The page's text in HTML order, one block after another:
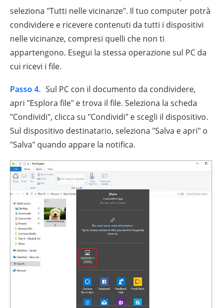
seleziona "Tutti nelle vicinanze". Il tuo computer potrà
condividere e ricevere contenuti da tutti i dispositivi
nelle vicinanze, compresi quelli che non ti
appartengono. Esegui la stessa operazione sul PC da
cui ricevi i file.
Passo 4. Sul PC con il documento da condividere,
apri "Esplora file" e trova il file. Seleziona la scheda
"Condividi", clicca su "Condividi" e scegli il dispositivo.
Sul dispositivo destinatario, seleziona "Salva e apri" o
"Salva" quando appare la notifica.